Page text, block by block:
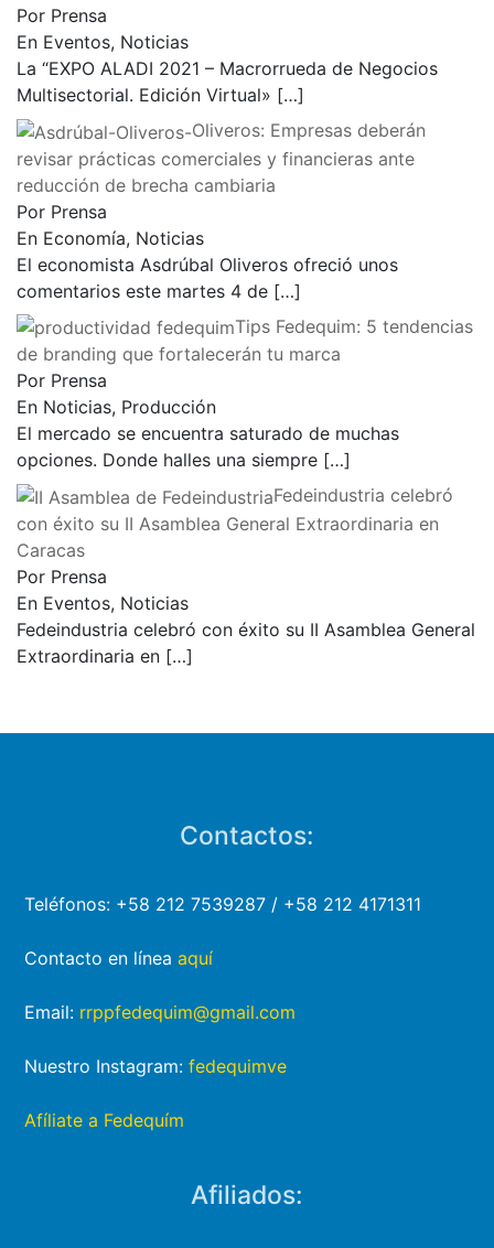
Por Prensa
En Eventos, Noticias
La “EXPO ALADI 2021 – Macrorrueda de Negocios
Multisectorial. Edición Virtual» […]
Oliveros: Empresas deberán
revisar prácticas comerciales y financieras ante
reducción de brecha cambiaria
Por Prensa
En Economía, Noticias
El economista Asdrúbal Oliveros ofreció unos
comentarios este martes 4 de […]
Tips Fedequim: 5 tendencias
de branding que fortalecerán tu marca
Por Prensa
En Noticias, Producción
El mercado se encuentra saturado de muchas
opciones. Donde halles una siempre […]
Fedeindustria celebró
con éxito su II Asamblea General Extraordinaria en
Caracas
Por Prensa
En Eventos, Noticias
Fedeindustria celebró con éxito su II Asamblea General
Extraordinaria en […]
Contactos:
Teléfonos: +58 212 7539287 / +58 212 4171311
Contacto en líneaaquí
Email: rrppfedequim@gmail.com
Nuestro Instagram:fedequimve
Afíliate a Fedequím
Afiliados: